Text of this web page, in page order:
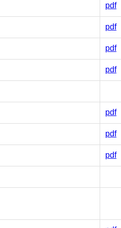
pdf
pdf
pdf
pdf
pdf
pdf
pdf